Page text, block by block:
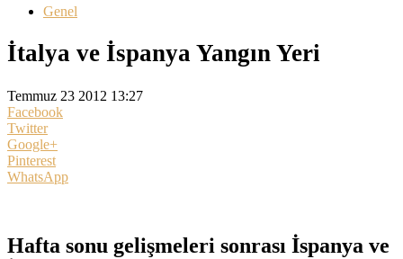
Genel
İtalya ve İspanya Yangın Yeri
Temmuz 23 2012 13:27
Facebook
Twitter
Google+
Pinterest
WhatsApp
Hafta sonu gelişmeleri sonrası İspanya ve